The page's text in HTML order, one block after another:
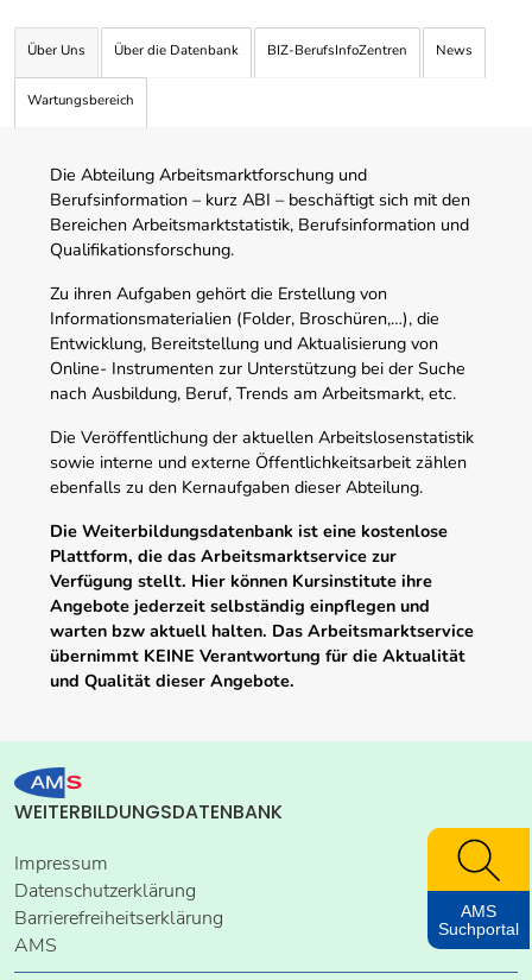
Über Uns Über die Datenbank BIZ-BerufsInfoZentren News
Wartungsbereich
Die Abteilung Arbeitsmarktforschung und
Berufsinformation – kurz ABI – beschäftigt sich mit den
Bereichen Arbeitsmarktstatistik, Berufsinformation und
Qualifikationsforschung.
Zu ihren Aufgaben gehört die Erstellung von
Informationsmaterialien (Folder, Broschüren,…), die
Entwicklung, Bereitstellung und Aktualisierung von
Online- Instrumenten zur Unterstützung bei der Suche
nach Ausbildung, Beruf, Trends am Arbeitsmarkt, etc.
Die Veröffentlichung der aktuellen Arbeitslosenstatistik
sowie interne und externe Öffentlichkeitsarbeit zählen
ebenfalls zu den Kernaufgaben dieser Abteilung.
Die Weiterbildungsdatenbank ist eine kostenlose
Plattform, die das Arbeitsmarktservice zur
Verfügung stellt. Hier können Kursinstitute ihre
Angebote jederzeit selbständig einpflegen und
warten bzw aktuell halten. Das Arbeitsmarktservice
übernimmt KEINE Verantwortung für die Aktualität
und Qualität dieser Angebote.
WEITERBILDUNGSDATENBANK
Impressum
Datenschutzerklärung
Barrierefreiheitserklärung
AMS
AMS
Suchportal